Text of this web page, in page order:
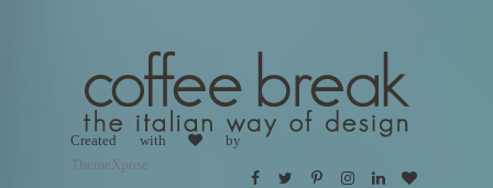
Created with
by
ThemeXpose